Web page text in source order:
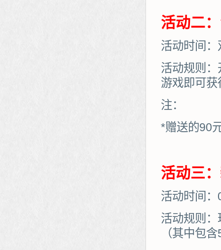
活动二
活动时间
活动规则
游戏即可
注：
*赠送的90
活动三
活动时间
活动规则
（其中包